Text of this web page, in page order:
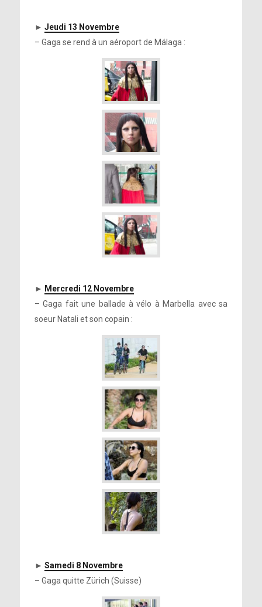
► Jeudi 13 Novembre
– Gaga se rend à un aéroport de Málaga :
► Mercredi 12 Novembre
– Gaga fait une ballade à vélo à Marbella avec sa
soeur Natali et son copain :
► Samedi 8 Novembre
– Gaga quitte Zürich (Suisse)